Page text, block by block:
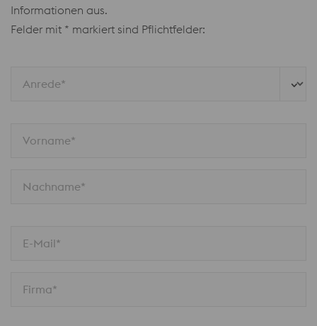
Informationen aus.
Felder mit * markiert sind Pflichtfelder:
Anrede*
Vorname*
Nachname*
E-Mail*
Firma*